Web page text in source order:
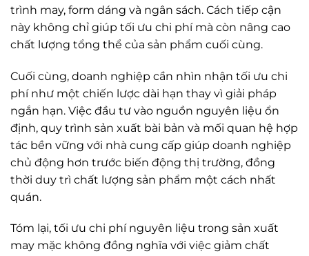
trình may, form dáng và ngân sách. Cách tiếp cận
này không chỉ giúp tối ưu chi phí mà còn nâng cao
chất lượng tổng thể của sản phẩm cuối cùng.
Cuối cùng, doanh nghiệp cần nhìn nhận tối ưu chi
phí như một chiến lược dài hạn thay vì giải pháp
ngắn hạn. Việc đầu tư vào nguồn nguyên liệu ổn
định, quy trình sản xuất bài bản và mối quan hệ hợp
tác bền vững với nhà cung cấp giúp doanh nghiệp
chủ động hơn trước biến động thị trường, đồng
thời duy trì chất lượng sản phẩm một cách nhất
quán.
Tóm lại, tối ưu chi phí nguyên liệu trong sản xuất
may mặc không đồng nghĩa với việc giảm chất